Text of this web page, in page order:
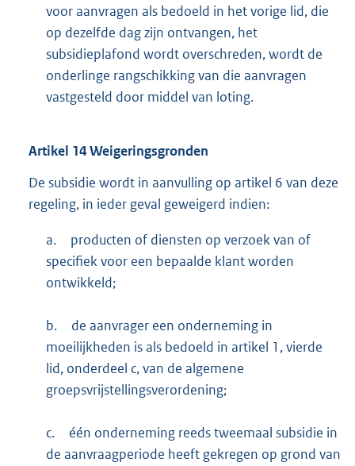
voor aanvragen als bedoeld in het vorige lid, die
op dezelfde dag zijn ontvangen, het
subsidieplafond wordt overschreden, wordt de
onderlinge rangschikking van die aanvragen
vastgesteld door middel van loting.
Artikel 14Weigeringsgronden
De subsidie wordt in aanvulling op artikel 6 van deze
regeling, in ieder geval geweigerd indien:
a.
producten of diensten op verzoek van of
specifiek voor een bepaalde klant worden
ontwikkeld;
b.
de aanvrager een onderneming in
moeilijkheden is als bedoeld in artikel 1, vierde
lid, onderdeel c, van de algemene
groepsvrijstellingsverordening;
c.
één onderneming reeds tweemaal subsidie in
de aanvraagperiode heeft gekregen op grond van